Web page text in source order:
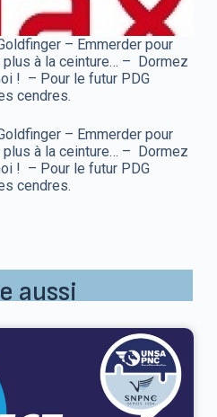
– Emmerder pour
à la ceinture… – Dormez
! – Pour le futur PDG
cendres.
– Emmerder pour
à la ceinture… – Dormez
! – Pour le futur PDG
cendres.
aussi